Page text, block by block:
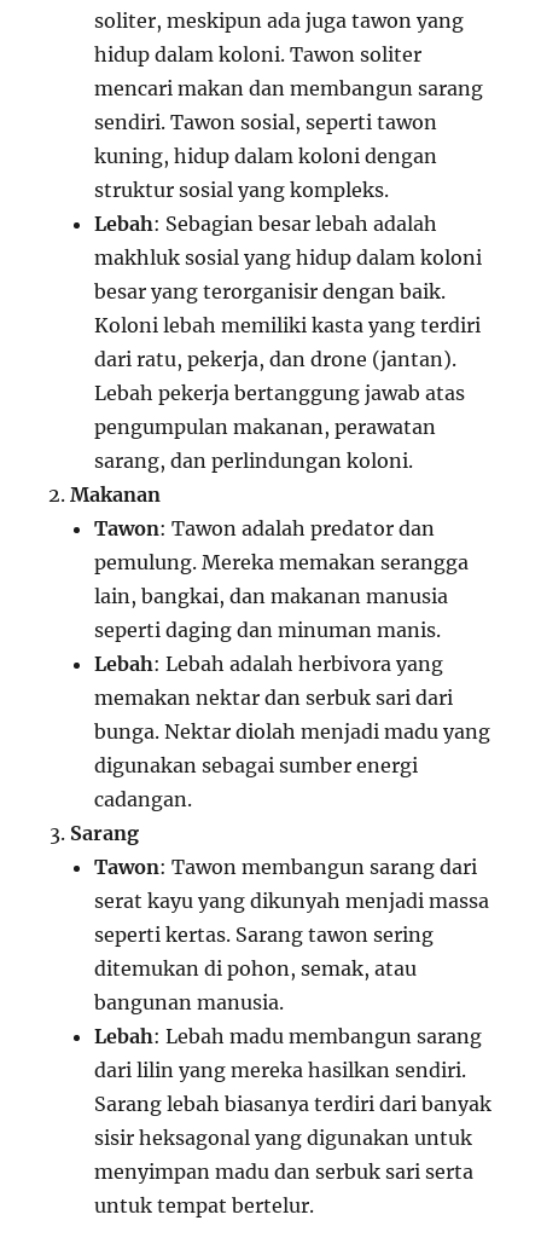
soliter, meskipun ada juga tawon yang
hidup dalam koloni. Tawon soliter
mencari makan dan membangun sarang
sendiri. Tawon sosial, seperti tawon
kuning, hidup dalam koloni dengan
struktur sosial yang kompleks.
Lebah: Sebagian besar lebah adalah
makhluk sosial yang hidup dalam koloni
besar yang terorganisir dengan baik.
Koloni lebah memiliki kasta yang terdiri
dari ratu, pekerja, dan drone (jantan).
Lebah pekerja bertanggung jawab atas
pengumpulan makanan, perawatan
sarang, dan perlindungan koloni.
Makanan
Tawon: Tawon adalah predator dan
pemulung. Mereka memakan serangga
lain, bangkai, dan makanan manusia
seperti daging dan minuman manis.
Lebah: Lebah adalah herbivora yang
memakan nektar dan serbuk sari dari
bunga. Nektar diolah menjadi madu yang
digunakan sebagai sumber energi
cadangan.
Sarang
Tawon: Tawon membangun sarang dari
serat kayu yang dikunyah menjadi massa
seperti kertas. Sarang tawon sering
ditemukan di pohon, semak, atau
bangunan manusia.
Lebah: Lebah madu membangun sarang
dari lilin yang mereka hasilkan sendiri.
Sarang lebah biasanya terdiri dari banyak
sisir heksagonal yang digunakan untuk
menyimpan madu dan serbuk sari serta
untuk tempat bertelur.